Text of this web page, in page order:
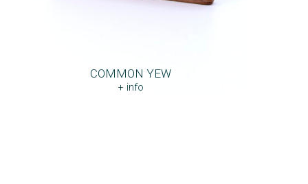
COMMON YEW
+ info